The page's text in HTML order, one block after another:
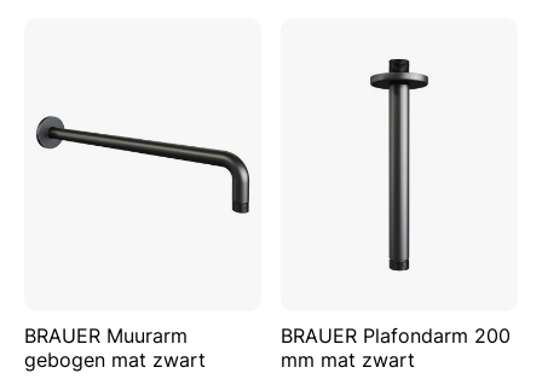
BRAUER Muurarm
gebogen mat zwart
BRAUER Plafondarm 200
mm mat zwart